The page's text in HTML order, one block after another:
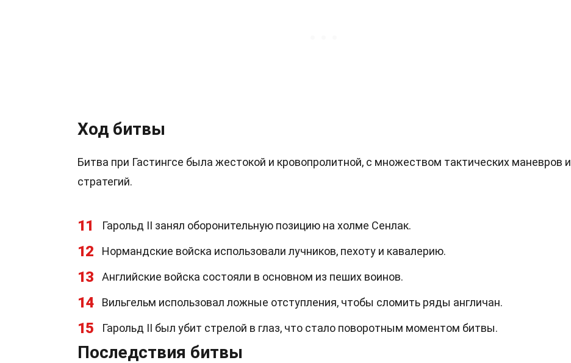
Ход битвы
Битва при Гастингсе была жестокой и кровопролитной, с множеством тактических маневров и
стратегий.
11 Гарольд II занял оборонительную позицию на холме Сенлак.
12 Нормандские войска использовали лучников, пехоту и кавалерию.
13 Английские войска состояли в основном из пеших воинов.
14 Вильгельм использовал ложные отступления, чтобы сломить ряды англичан.
15 Гарольд II был убит стрелой в глаз, что стало поворотным моментом битвы.
Последствия битвы